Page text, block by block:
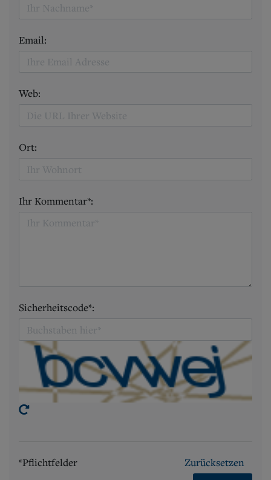
Email:
Web:
Ort:
Ihr Kommentar*:
Sicherheitscode*:
*Pflichtfelder
Zurücksetzen